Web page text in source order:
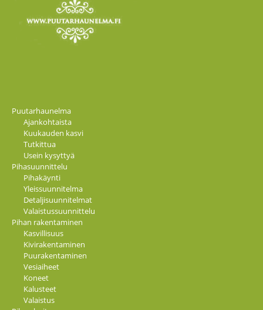
Puutarhaunelma
Ajankohtaista
Kuukauden kasvi
Tutkittua
Usein kysyttyä
Pihasuunnittelu
Pihakäynti
Yleissuunnitelma
Detaljisuunnitelmat
Valaistussuunnittelu
Pihan rakentaminen
Kasvillisuus
Kivirakentaminen
Puurakentaminen
Vesiaiheet
Koneet
Kalusteet
Valaistus